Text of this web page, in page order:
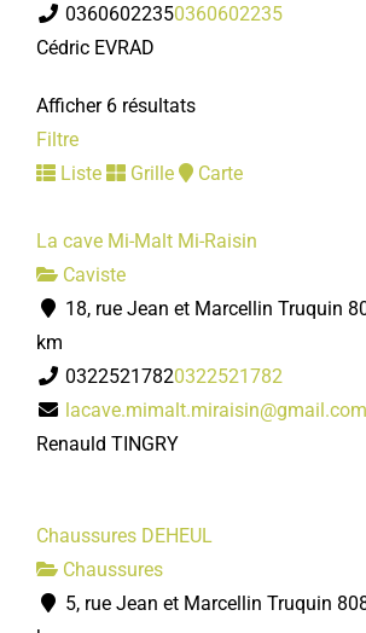
03606022350360602235
Cédric EVRAD
Afficher 6 résultats
Filtre
Liste
Grille Carte
La cave Mi-Malt Mi-Raisin
Caviste
18, rue Jean et Marcellin Truquin
km
03225217820322521782
lacave.mimalt.miraisin@gmail.com
Renauld TINGRY
Chaussures DEHEUL
Chaussures
5, rue Jean et Marcellin Truquin